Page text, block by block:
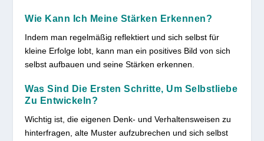
Wie Kann Ich Meine Stärken Erkennen?
Indem man regelmäßig reflektiert und sich selbst für
kleine Erfolge lobt, kann man ein positives Bild von sich
selbst aufbauen und seine Stärken erkennen.
Was Sind Die Ersten Schritte, Um Selbstliebe
Zu Entwickeln?
Wichtig ist, die eigenen Denk- und Verhaltensweisen zu
hinterfragen, alte Muster aufzubrechen und sich selbst